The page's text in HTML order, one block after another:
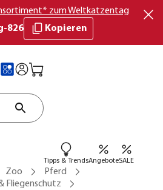
zum Weltkatzentag
826
Kopieren
Tipps & TrendsAngeboteSALE
Zoo
Pferd
Fliegenschutz